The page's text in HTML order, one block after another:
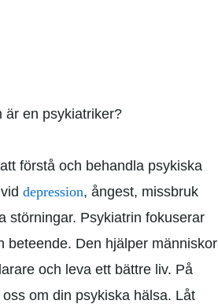
förstå och behandla psykiska
depression, ångest, missbruk
störningar. Psykiatrin fokuserar
beteende. Den hjälper människor
och leva ett bättre liv. På
oss om din psykiska hälsa. Låt